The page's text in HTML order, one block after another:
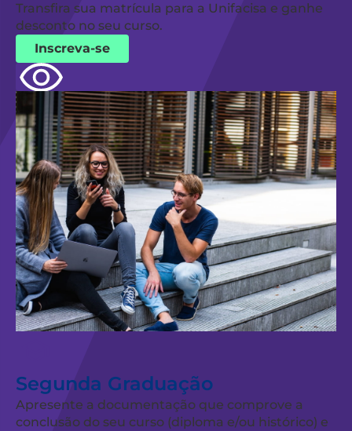
Transfira sua matrícula para a Unifacisa e ganhe
desconto no seu curso.
Inscreva-se
Segunda Graduação
Apresente a documentação que comprove a
conclusão do seu curso (diploma e/ou histórico) e